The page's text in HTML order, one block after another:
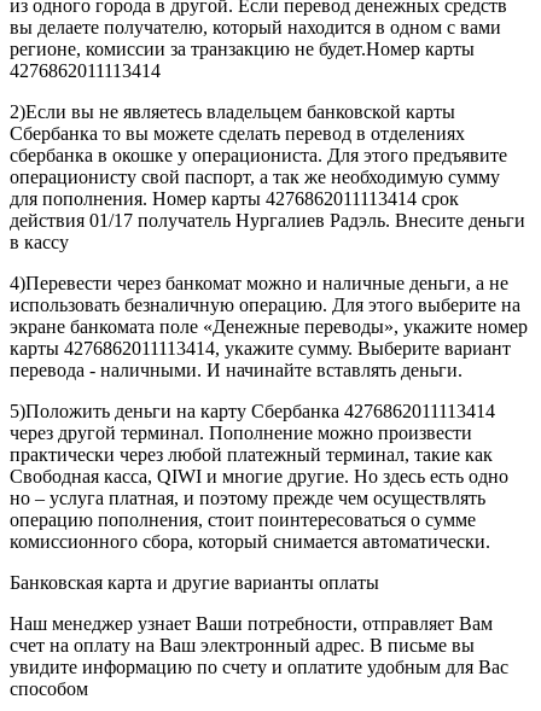
из одного города в другой. Если перевод денежных средств
вы делаете получателю, который находится в одном с вами
регионе, комиссии за транзакцию не будет.Номер карты
4276862011113414
2)Если вы не являетесь владельцем банковской карты
Сбербанка то вы можете сделать перевод в отделениях
сбербанка в окошке у операциониста. Для этого предъявите
операционисту свой паспорт, а так же необходимую сумму
для пополнения. Номер карты 4276862011113414 срок
действия 01/17 получатель Нургалиев Радэль. Внесите деньги
в кассу
4)Перевести через банкомат можно и наличные деньги, а не
использовать безналичную операцию. Для этого выберите на
экране банкомата поле «Денежные переводы», укажите номер
карты 4276862011113414, укажите сумму. Выберите вариант
перевода - наличными. И начинайте вставлять деньги.
5)Положить деньги на карту Сбербанка 4276862011113414
через другой терминал. Пополнение можно произвести
практически через любой платежный терминал, такие как
Свободная касса, QIWI и многие другие. Но здесь есть одно
но – услуга платная, и поэтому прежде чем осуществлять
операцию пополнения, стоит поинтересоваться о сумме
комиссионного сбора, который снимается автоматически.
Банковская карта и другие варианты оплаты
Наш менеджер узнает Ваши потребности, отправляет Вам
счет на оплату на Ваш электронный адрес. В письме вы
увидите информацию по счету и оплатите удобным для Вас
способом